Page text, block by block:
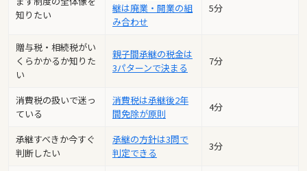
知りたい
継は廃業・開業の組
み合わせ
5分
贈与税・相続税がい
くらかかるか知りた
い
親子間承継の税金は
3パターンで決まる
7分
消費税の扱いで迷っ
ている
消費税は承継後2年
間免除が原則
4分
承継すべきか今すぐ
判断したい
承継の方針は3問で
判定できる
3分